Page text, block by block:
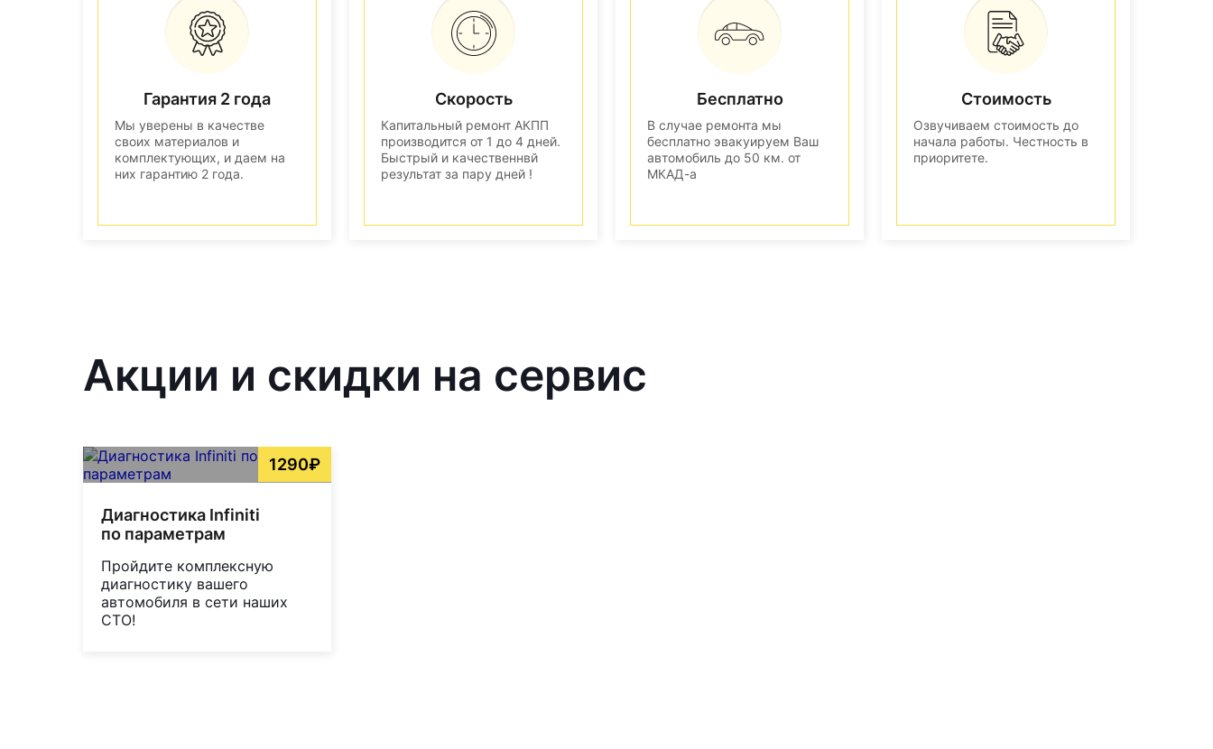
Гарантия 2 года
Мы уверены в качестве
своих материалов и
комплектующих, и даем на
них гарантию 2 года.
Скорость
Капитальный ремонт АКПП
производится от 1 до 4 дней.
Быстрый и качественнвй
результат за пару дней !
Бесплатно
В случае ремонта мы
бесплатно эвакуируем Ваш
автомобиль до 50 км. от
МКАД-а
Стоимость
Озвучиваем стоимость до
начала работы. Честность в
приоритете.
Акции и скидки на сервис
1290₽
Диагностика Infiniti
по параметрам
Пройдите комплексную
диагностику вашего
автомобиля в сети наших
СТО!